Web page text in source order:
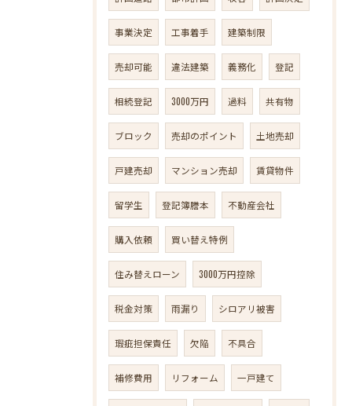
事業決定 工事着手 建築制限
売却可能 違法建築 義務化 登記
相続登記 3000万円 過料 共有物
ブロック 売却のポイント 土地売却
戸建売却 マンション売却 賃貸物件
留学生 登記簿謄本 不動産会社
購入依頼 買い替え特例
住み替えローン 3000万円控除
税金対策 雨漏り シロアリ被害
瑕疵担保責任 欠陥 不具合
補修費用 リフォーム 一戸建て